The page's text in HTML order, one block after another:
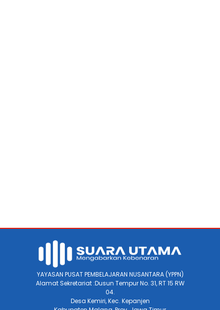
YAYASAN PUSAT PEMBELAJARAN NUSANTARA (YPPN)
Alamat Sekretariat :Dusun Tempur No. 31, RT 15 RW
04.
Desa Kemiri, Kec. Kepanjen